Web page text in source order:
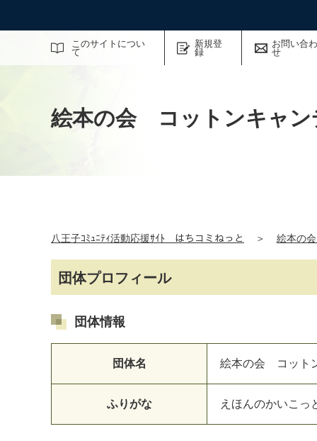
このサイトについ
て
新規登
録
お問い合わ
せ
サイト内検索
絵本の会 コットンキャン
八王子ｺﾐｭﾆﾃｨ活動応援ｻｲﾄ はちコミねっと ＞ 絵本の
団体プロフィール
団体情報
団体名 絵本の会 コット
ふりがな えほんのかいこっ